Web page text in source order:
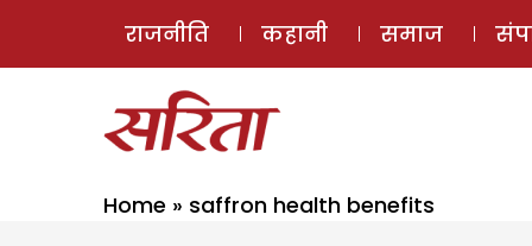
राजनीति कहानी समाज
Home » saffron health benefits